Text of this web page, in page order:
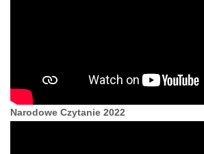
Narodowe Czytanie 2022